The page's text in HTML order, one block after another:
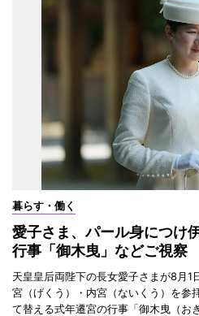
暮らす・働く
愛子さま、パール身につ
行事「御木曳」などご視察
天皇皇后両陛下の長女愛子さまが8月
宮（げくう）・内宮（ないくう）を参
て替える式年遷宮の行事「御木曳（お